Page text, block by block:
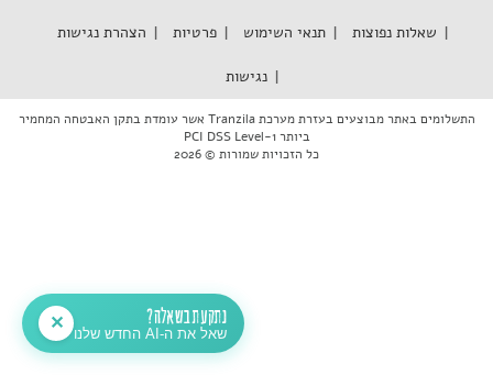
שאלות נפוצות תנאי השימוש פרטיות הצהרת נגישות
נגישות
התשלומים באתר מבוצעים בעזרת מערכת Tranzila אשר עומדת בתקן האבטחה המחמיר
ביותר PCI DSS Level-1
כל הזכויות שמורות © 2026
נתקעת בשאלה?
שאל את ה-AI החדש שלנו
✕